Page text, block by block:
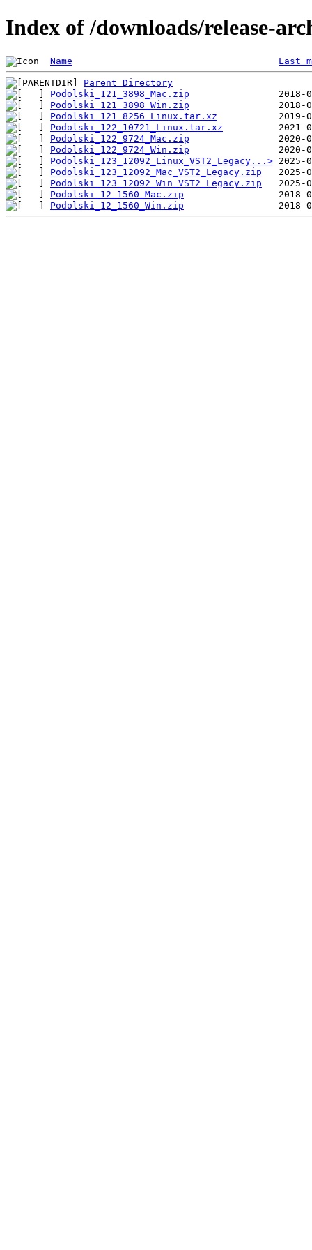
Index of /downloads/release-
Name Last
Parent Directory
Podolski_121_3898_Mac.zip
Podolski_121_3898_Win.zip
Podolski_121_8256_Linux.tar.xz
Podolski_122_10721_Linux.tar.xz
Podolski_122_9724_Mac.zip
Podolski_122_9724_Win.zip
Podolski_123_12092_Linux_VST2_Legacy...>
Podolski_123_12092_Mac_VST2_Legacy.zip
Podolski_123_12092_Win_VST2_Legacy.zip
Podolski_12_1560_Mac.zip
Podolski_12_1560_Win.zip